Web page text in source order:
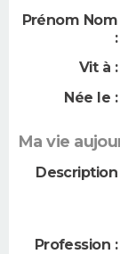
Prénom Nom
:
Vit à :
Née le :
Ma vie
Description
Profession :